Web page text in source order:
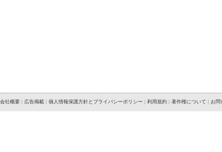
会社概要 | 広告掲載 | 個人情報保護方針とプライバシーポリシー | 利用規約 | 著作権について | お問